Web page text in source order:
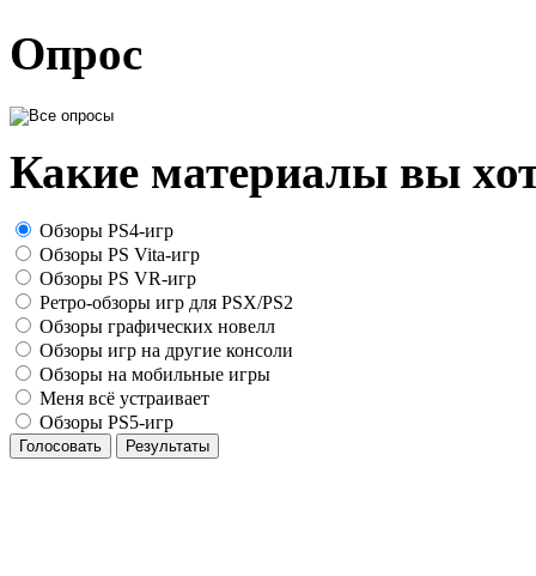
Опрос
Какие материалы вы
Обзоры PS4-игр
Обзоры PS Vita-игр
Обзоры PS VR-игр
Ретро-обзоры игр для PSX/PS2
Обзоры графических новелл
Обзоры игр на другие консоли
Обзоры на мобильные игры
Меня всё устраивает
Обзоры PS5-игр
Голосовать Результаты